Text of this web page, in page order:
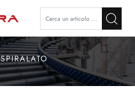
SPIRALATO